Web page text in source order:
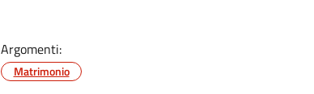
Argomenti:
Matrimonio